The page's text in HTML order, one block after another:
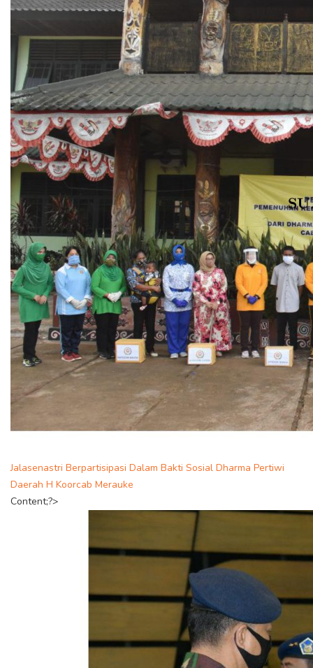
Jalasenastri Berpartisipasi Dalam Bakti Sosial Dharma Pertiwi
Daerah H Koorcab Merauke
Content;?>